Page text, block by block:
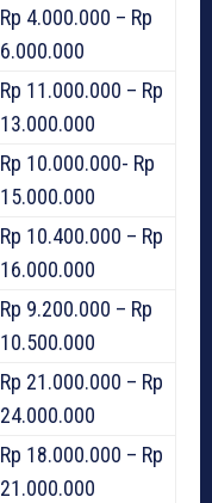
Rp 4.000.000 – Rp
6.000.000
Rp 11.000.000 – Rp
13.000.000
Rp 10.000.000- Rp
15.000.000
Rp 10.400.000 – Rp
16.000.000
Rp 9.200.000 – Rp
10.500.000
Rp 21.000.000 – Rp
24.000.000
Rp 18.000.000 – Rp
21.000.000